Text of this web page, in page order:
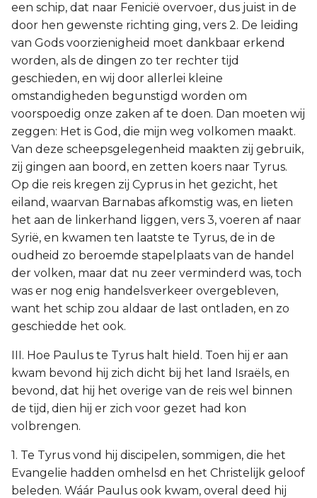
een schip, dat naar Fenicië overvoer, dus juist in de
door hen gewenste richting ging, vers 2. De leiding
van Gods voorzienigheid moet dankbaar erkend
worden, als de dingen zo ter rechter tijd
geschieden, en wij door allerlei kleine
omstandigheden begunstigd worden om
voorspoedig onze zaken af te doen. Dan moeten wij
zeggen: Het is God, die mijn weg volkomen maakt.
Van deze scheepsgelegenheid maakten zij gebruik,
zij gingen aan boord, en zetten koers naar Tyrus.
Op die reis kregen zij Cyprus in het gezicht, het
eiland, waarvan Barnabas afkomstig was, en lieten
het aan de linkerhand liggen, vers 3, voeren af naar
Syrië, en kwamen ten laatste te Tyrus, de in de
oudheid zo beroemde stapelplaats van de handel
der volken, maar dat nu zeer verminderd was, toch
was er nog enig handelsverkeer overgebleven,
want het schip zou aldaar de last ontladen, en zo
geschiedde het ook.
III. Hoe Paulus te Tyrus halt hield. Toen hij er aan
kwam bevond hij zich dicht bij het land Israëls, en
bevond, dat hij het overige van de reis wel binnen
de tijd, dien hij er zich voor gezet had kon
volbrengen.
1. Te Tyrus vond hij discipelen, sommigen, die het
Evangelie hadden omhelsd en het Christelijk geloof
beleden. Wáár Paulus ook kwam, overal deed hij